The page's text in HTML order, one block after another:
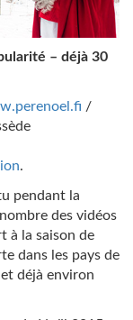
– déjà 30
/
.
pendant la
des vidéos
à la saison de
dans les pays de
et déjà environ